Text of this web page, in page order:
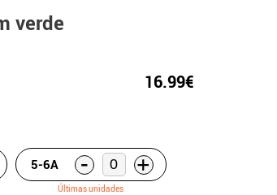
verde
16.99€
5-6A - +
Últimas unidades